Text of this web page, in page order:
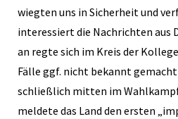
wiegten uns in Sicherheit und
interessiert die Nachrichten aus
an regte sich im Kreis der
Fälle ggf. nicht bekannt
schließlich mitten im
meldete das Land den ersten